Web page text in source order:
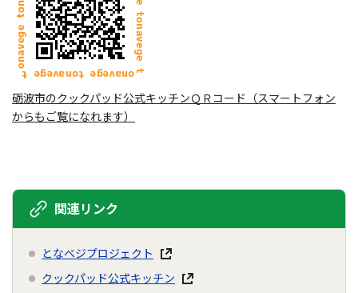
砺波市のクックパッド公式キッチンＱＲコード（スマートフォン
からもご覧になれます）
関連リンク
となベジプロジェクト
クックパッド公式キッチン